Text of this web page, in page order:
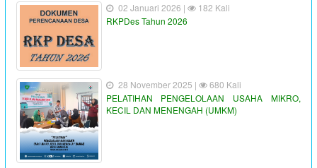
02 Januari 2026 |
182 Kali
RKPDes Tahun 2026
28 November 2025 |
680 Kali
PELATIHAN PENGELOLAAN USAHA MIKRO,
KECIL DAN MENENGAH (UMKM)